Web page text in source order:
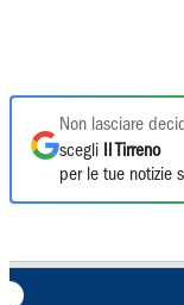
Non lasciare
scegli
Il Tirreno
per le tue notizie